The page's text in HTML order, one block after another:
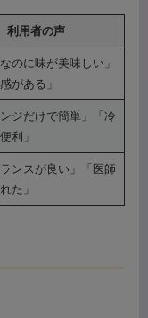
利用者の声
のに味が美味しい」
がある」
ンジだけで簡単」「冷
利」
ランスが良い」「医師
た」